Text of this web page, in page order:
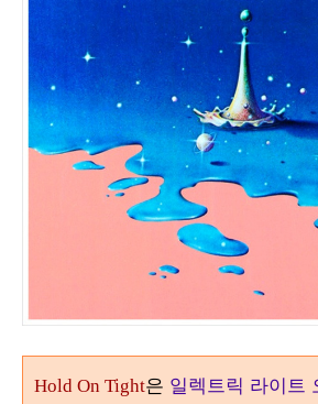
Hold On Tight은 일렉트릭 라이트